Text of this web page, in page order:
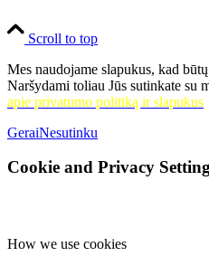
Scroll to top
Mes naudojame slapukus, kad
Naršydami toliau Jūs sutinkate su
apie privatumo politiką ir slapukus
GeraiNesutinku
Cookie and Privacy
How we use cookies